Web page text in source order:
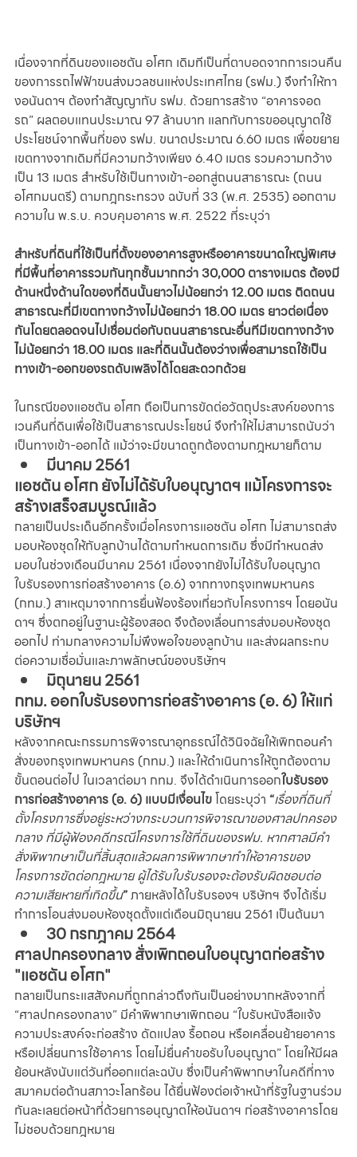
เนื่องจากที่ดินของแอชตัน อโศก เดิมทีเป็นที่ตาบอดจากการเวนคืน
ของการรถไฟฟ้าขนส่งมวลชนแห่งประเทศไทย (รฟม.) จึงทำให้ทา
งอนันดาฯ ต้องทำสัญญากับ รฟม. ด้วยการสร้าง “อาคารจอด
รถ” ผลตอบแทนประมาณ 97 ล้านบาท แลกกับการขออนุญาตใช้
ประโยชน์จากพื้นที่ของ รฟม. ขนาดประมาณ 6.60 เมตร เพื่อขยาย
เขตทางจากเดิมที่มีความกว้างเพียง 6.40 เมตร รวมความกว้าง
เป็น 13 เมตร สำหรับใช้เป็นทางเข้า-ออกสู่ถนนสาธารณะ (ถนน
อโศกมนตรี) ตามกฎกระทรวง ฉบับที่ 33 (พ.ศ. 2535) ออกตาม
ความใน พ.ร.บ. ควบคุมอาคาร พ.ศ. 2522 ที่ระบุว่า
สำหรับที่ดินที่ใช้เป็นที่ตั้งของอาคารสูงหรืออาคารขนาดใหญ่พิเศษ
ที่มีพื้นที่อาคารรวมกันทุกชั้นมากกว่า 30,000 ตารางเมตร ต้องมี
ด้านหนึ่งด้านใดของที่ดินนั้นยาวไม่น้อยกว่า 12.00 เมตร ติดถนน
สาธารณะที่มีเขตทางกว้างไม่น้อยกว่า 18.00 เมตร ยาวต่อเนื่อง
กันโดยตลอดจนไปเชื่อมต่อกับถนนสาธารณะอื่นทีมีเขตทางกว้าง
ไม่น้อยกว่า 18.00 เมตร และที่ดินนั้นต้องว่างเพื่อสามารถใช้เป็น
ทางเข้า-ออกของรถดับเพลิงได้โดยสะดวกด้วย
ในกรณีของแอชตัน อโศก ถือเป็นการขัดต่อวัตถุประสงค์ของการ
เวนคืนที่ดินเพื่อใช้เป็นสาธารณประโยชน์ จึงทำให้ไม่สามารถนับว่า
เป็นทางเข้า-ออกได้ แม้ว่าจะมีขนาดถูกต้องตามกฎหมายก็ตาม
มีนาคม 2561
แอชตัน อโศก ยังไม่ได้รับใบอนุญาตฯ แม้โครงการจะ
สร้างเสร็จสมบูรณ์แล้ว
กลายเป็นประเด็นอีกครั้งเมื่อโครงการแอชตัน อโศก ไม่สามารถส่ง
มอบห้องชุดให้กับลูกบ้านได้ตามกำหนดการเดิม ซึ่งมีกำหนดส่ง
มอบในช่วงเดือนมีนาคม 2561 เนื่องจากยังไม่ได้รับใบอนุญาต
ใบรับรองการก่อสร้างอาคาร (อ.6) จากทางกรุงเทพมหานคร
(กทม.) สาเหตุมาจากการยื่นฟ้องร้องเกี่ยวกับโครงการฯ โดยอนัน
ดาฯ ซึ่งตกอยู่ในฐานะผู้ร้องสอด จึงต้องเลื่อนการส่งมอบห้องชุด
ออกไป ท่ามกลางความไม่พึงพอใจของลูกบ้าน และส่งผลกระทบ
ต่อความเชื่อมั่นและภาพลักษณ์ของบริษัทฯ
มิถุนายน 2561
กทม. ออกใบรับรองการก่อสร้างอาคาร (อ. 6) ให้แก่
บริษัทฯ
หลังจากคณะกรรมการพิจารณาอุทธรณ์ได้วินิจฉัยให้เพิกถอนคำ
สั่งของกรุงเทพมหานคร (กทม.) และให้ดำเนินการให้ถูกต้องตาม
ขั้นตอนต่อไป ในเวลาต่อมา กทม. จึงได้ดำเนินการออกใบรับรอง
การก่อสร้างอาคาร (อ. 6) แบบมีเงื่อนไข โดยระบุว่า “เรื่องที่ดินที่
ตั้งโครงการซึ่งอยู่ระหว่างกระบวนการพิจารณาของศาลปกครอง
กลาง ที่มีผู้ฟ้องคดีกรณีโครงการใช้ที่ดินของรฟม. หากศาลมีคำ
สั่งพิพากษาเป็นที่สิ้นสุดแล้วผลการพิพากษาทำให้อาคารของ
โครงการขัดต่อกฎหมาย ผู้ได้รับใบรับรองจะต้องรับผิดชอบต่อ
ความเสียหายที่เกิดขึ้น” ภายหลังได้ใบรับรองฯ บริษัทฯ จึงได้เริ่ม
ทำการโอนส่งมอบห้องชุดตั้งแต่เดือนมิถุนายน 2561 เป็นต้นมา
30 กรกฎาคม 2564
ศาลปกครองกลาง สั่งเพิกถอนใบอนุญาตก่อสร้าง
"แอชตัน อโศก"
กลายเป็นกระแสสังคมที่ถูกกล่าวถึงกันเป็นอย่างมากหลังจากที่
“ศาลปกครองกลาง” มีคำพิพากษาเพิกถอน “ใบรับหนังสือแจ้ง
ความประสงค์จะก่อสร้าง ดัดแปลง รื้อถอน หรือเคลื่อนย้ายอาคาร
หรือเปลี่ยนการใช้อาคาร โดยไม่ยื่นคำขอรับใบอนุญาต” โดยให้มีผล
ย้อนหลังนับแต่วันที่ออกแต่ละฉบับ ซึ่งเป็นคำพิพากษาในคดีที่ทาง
สมาคมต่อต้านสภาวะโลกร้อน ได้ยื่นฟ้องต่อเจ้าหน้าที่รัฐในฐานร่วม
กันละเลยต่อหน้าที่ด้วยการอนุญาตให้อนันดาฯ ก่อสร้างอาคารโดย
ไม่ชอบด้วยกฎหมาย